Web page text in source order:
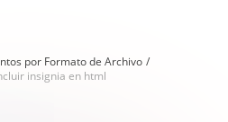
por Formato de Archivo
insignia en html